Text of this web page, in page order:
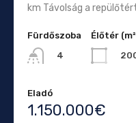
km Távolság a
Fürdőszoba
4
Élőtér
Eladó
1.150.000€